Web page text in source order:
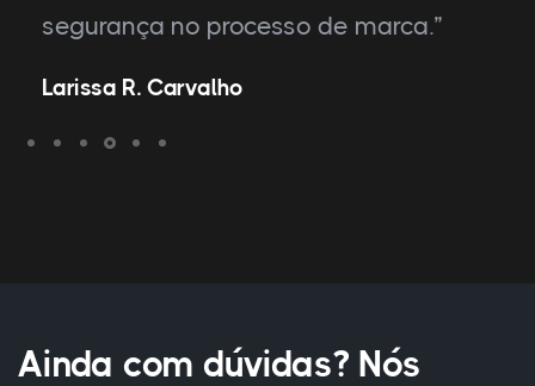
segurança no processo de marca.”
Larissa R. Carvalho
Ainda com dúvidas? Nós